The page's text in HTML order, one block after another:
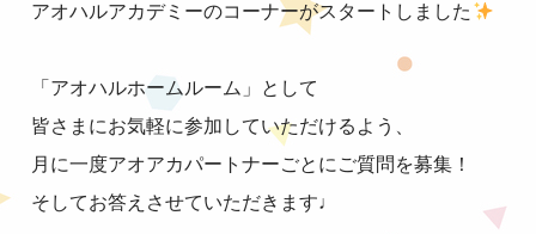
アオハルアカデミーのコーナーがスタートしました
「アオハルホームルーム」として
皆さまにお気軽に参加していただけるよう、
月に一度アオアカパートナーごとにご質問を募集！
そしてお答えさせていただきます♩